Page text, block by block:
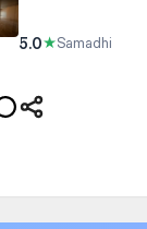
5.0★Samadhi